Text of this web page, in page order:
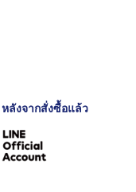
หลังจากสั่งซื้อแล้ว